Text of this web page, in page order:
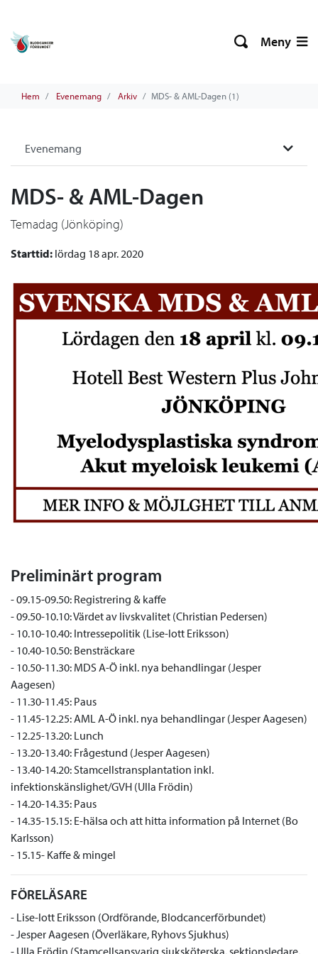
Meny
Hem Evenemang Arkiv MDS- & AML-Dagen (1)
Evenemang
MDS- & AML-Dagen
Temadag (Jönköping)
Starttid: lördag 18 apr. 2020
Preliminärt program
- 09.15-09.50: Registrering & kaffe
- 09.50-10.10: Värdet av livskvalitet (Christian Pedersen)
- 10.10-10.40: Intressepolitik (Lise-lott Eriksson)
- 10.40-10.50: Bensträckare
- 10.50-11.30: MDS A-Ö inkl. nya behandlingar (Jesper
Aagesen)
- 11.30-11.45: Paus
- 11.45-12.25: AML A-Ö inkl. nya behandlingar (Jesper Aagesen)
- 12.25-13.20: Lunch
- 13.20-13.40: Frågestund (Jesper Aagesen)
- 13.40-14.20: Stamcellstransplantation inkl.
infektionskänslighet/GVH (Ulla Frödin)
- 14.20-14.35: Paus
- 14.35-15.15: E-hälsa och att hitta information på Internet (Bo
Karlsson)
- 15.15- Kaffe & mingel
FÖRELÄSARE
- Lise-lott Eriksson (Ordförande, Blodcancerförbundet)
- Jesper Aagesen (Överläkare, Ryhovs Sjukhus)
- Ulla Frödin (Stamcellsansvarig sjuksköterska, sektionsledare,